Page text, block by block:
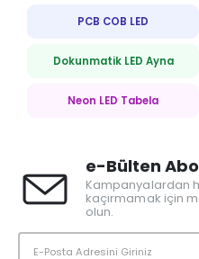
PCB COB LED
Dokunmatik LED Ayna
Neon LED Tabela
e-Bülten
Kampanyalardan
kaçırmamak için
olun.